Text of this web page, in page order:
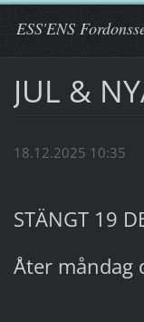
ESS'ENS
JUL &
18.12.2025 10:35
STÄNGT 19
Åter måndag